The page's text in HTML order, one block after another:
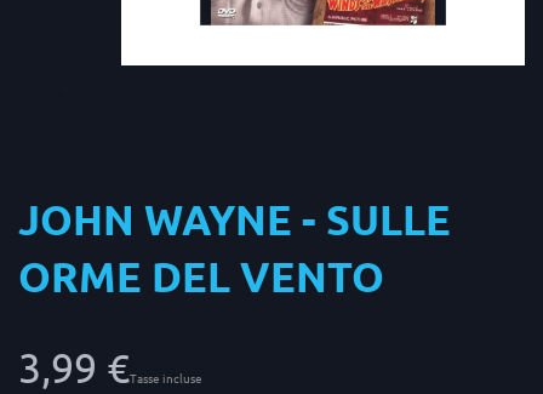
JOHN WAYNE - SULLE
ORME DEL VENTO
3,99 €Tasse incluse